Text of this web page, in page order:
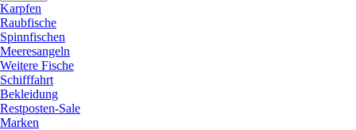
Karpfen
Raubfische
Spinnfischen
Meeresangeln
Weitere Fische
Schifffahrt
Bekleidung
Restposten-Sale
Marken